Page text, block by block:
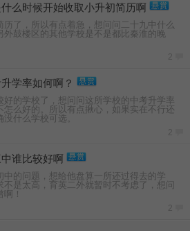
么时候开始收取小升初简历啊
了，所以有点着急，想问问二十九中什么
外鼓楼区的其他学校是不是都比秦淮的晚
2
学率如何啊？
的学校了，想问问这所学校的中考升学率
怎么好的。所以有点揪心，如果实在不行还
什么学校可选。
2
谁比较好啊
中的问题，想给他盘算一所还过得去的学
是太高，育英二外就暂时不考虑了，想问
！
2